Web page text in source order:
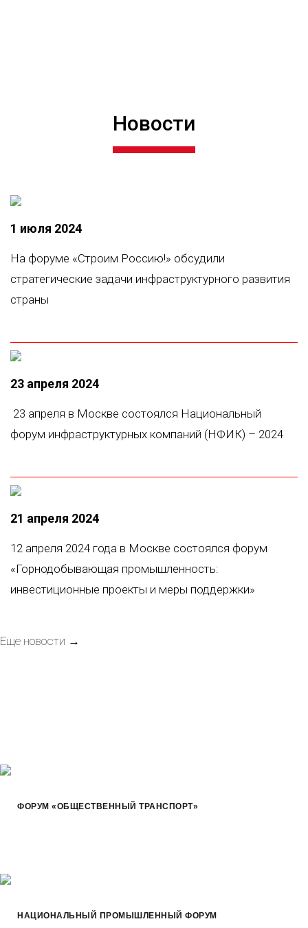
Новости
1 июля 2024
На форуме «Строим Россию!» обсудили
стратегические задачи инфраструктурного развития
страны
23 апреля 2024
23 апреля в Москве состоялся Национальный
форум инфраструктурных компаний (НФИК) – 2024
21 апреля 2024
12 апреля 2024 года в Москве состоялся форум
«Горнодобывающая промышленность:
инвестиционные проекты и меры поддержки»
Еще новости →
ФОРУМ «ОБЩЕСТВЕННЫЙ ТРАНСПОРТ»
НАЦИОНАЛЬНЫЙ ПРОМЫШЛЕННЫЙ ФОРУМ